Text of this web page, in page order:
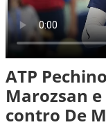
ATP
Marozsan
contro De